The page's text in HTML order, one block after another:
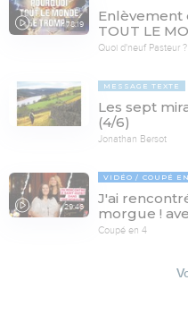
78:19
Enlèvement
TOUT LE
Quoi d'neuf Pasteur ?
MESSAGE TEXTE
Les sept
(4/6)
Jonathan Bersot
29:46
VIDÉO COUPÉ
J'ai
morgue !
Coupé en 4